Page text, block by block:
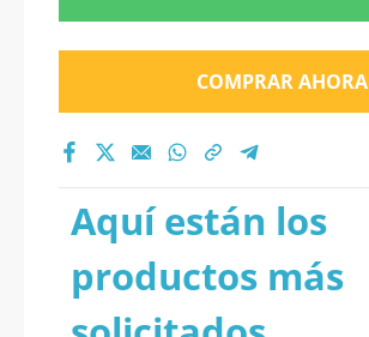
COMPRAR AHORA
Aquí están los
productos más